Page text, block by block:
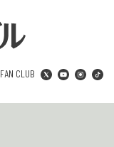
FAN CLUB